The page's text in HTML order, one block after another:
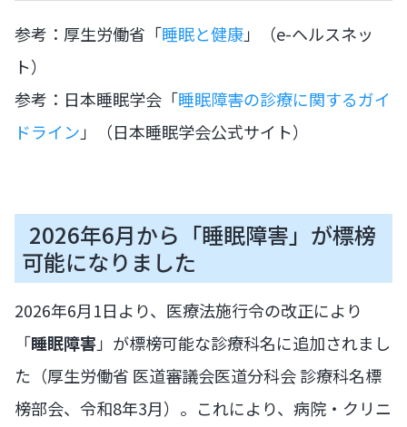
参考：厚生労働省「睡眠と健康」（e-ヘルスネッ
ト）
参考：日本睡眠学会「睡眠障害の診療に関するガイ
ドライン 」（日本睡眠学会公式サイト）
2026年6月から「睡眠障害」が標榜
可能になりました
2026年6月1日より、医療法施行令の改正により
「睡眠障害 」が標榜可能な診療科名に追加されまし
た（厚生労働省 医道審議会医道分科会 診療科名標
榜部会、令和8年3月）。これにより、病院・クリニ